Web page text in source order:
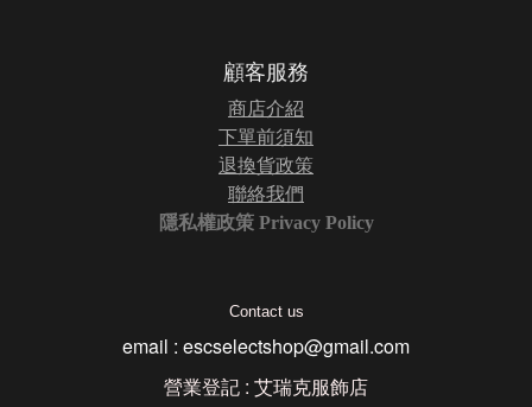
顧客服務
商店介紹
下單前須知
退換貨政策
聯絡我們
隱私權政策 Privacy Policy
Contact us
email : escselectshop@gmail.com
營業登記 : 艾瑞克服飾店